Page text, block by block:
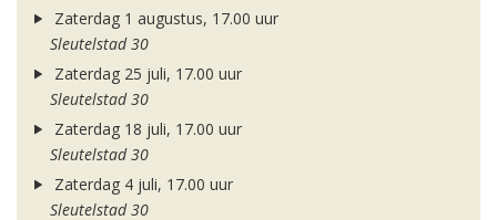
Zaterdag 1 augustus, 17.00 uur
Sleutelstad 30
Zaterdag 25 juli, 17.00 uur
Sleutelstad 30
Zaterdag 18 juli, 17.00 uur
Sleutelstad 30
Zaterdag 4 juli, 17.00 uur
Sleutelstad 30